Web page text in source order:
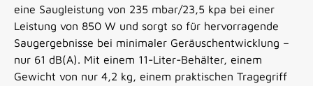
eine Saugleistung von 235 mbar/23,5 kpa bei einer
Leistung von 850 W und sorgt so für hervorragende
Saugergebnisse bei minimaler Geräuschentwicklung –
nur 61 dB(A). Mit einem 11-Liter-Behälter, einem
Gewicht von nur 4,2 kg, einem praktischen Tragegriff